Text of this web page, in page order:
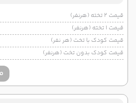
قیمت 2 تخته (هرنفر)
قیمت 1 تخته (هرنفر)
قیمت کودک با تخت (هر نفر)
قیمت کودک بدون تخت (هرنفر)